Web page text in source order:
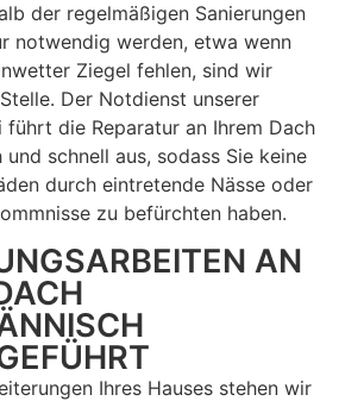
der regelmäßigen Sanierungen
notwendig werden, etwa wenn
Ziegel fehlen, sind wir
Der Notdienst unserer
führt die Reparatur an Ihrem Dach
und schnell aus, sodass Sie keine
durch eintretende Nässe oder
zu befürchten haben.
AN
Ihres Hauses stehen wir